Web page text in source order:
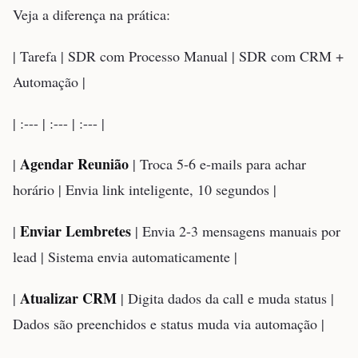
Veja a diferença na prática:
| Tarefa | SDR com Processo Manual | SDR com CRM +
Automação |
| :--- | :--- | :--- |
| Agendar Reunião | Troca 5-6 e-mails para achar
horário | Envia link inteligente, 10 segundos |
| Enviar Lembretes | Envia 2-3 mensagens manuais por
lead | Sistema envia automaticamente |
| Atualizar CRM | Digita dados da call e muda status |
Dados são preenchidos e status muda via automação |